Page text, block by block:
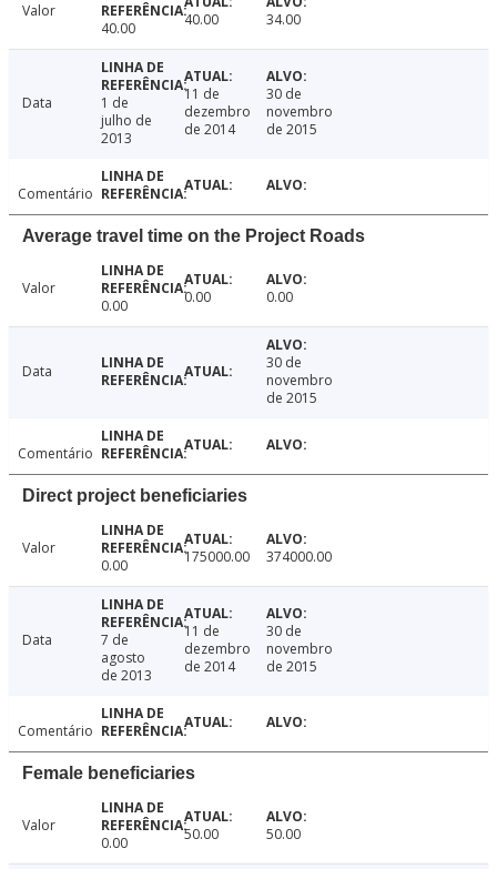
Valor
40.00
40.00 34.00
Data
1 de
julho de
2013
11 de
dezembro
de 2014
30 de
novembro
de 2015
Comentário
Average travel time on the Project Roads
Valor
0.00
0.00 0.00
Data
30 de
novembro
de 2015
Comentário
Direct project beneficiaries
Valor
0.00
175000.00 374000.00
Data
7 de
agosto
de 2013
11 de
dezembro
de 2014
30 de
novembro
de 2015
Comentário
Female beneficiaries
Valor
0.00
50.00 50.00